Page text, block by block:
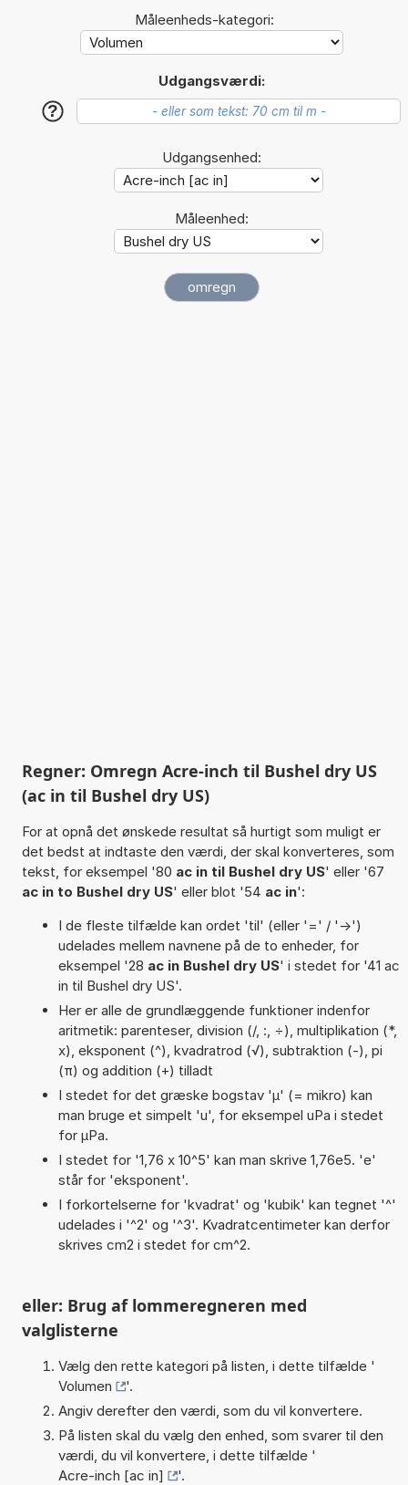
Måleenheds-kategori:
Udgangsværdi:
?
Udgangsenhed:
Måleenhed:
Regner: Omregn Acre-inch til Bushel dry US
(ac in til Bushel dry US)
For at opnå det ønskede resultat så hurtigt som muligt er
det bedst at indtaste den værdi, der skal konverteres, som
tekst, for eksempel '80 ac in til Bushel dry US' eller '67
ac in to Bushel dry US' eller blot '54 ac in':
I de fleste tilfælde kan ordet 'til' (eller '=' / '->')
udelades mellem navnene på de to enheder, for
eksempel '28 ac in Bushel dry US' i stedet for '41 ac
in til Bushel dry US'.
Her er alle de grundlæggende funktioner indenfor
aritmetik: parenteser, division (/, :, ÷), multiplikation (*,
x), eksponent (^), kvadratrod (√), subtraktion (-), pi
(π) og addition (+) tilladt
I stedet for det græske bogstav 'µ' (= mikro) kan
man bruge et simpelt 'u', for eksempel uPa i stedet
for µPa.
I stedet for '1,76 x 10^5' kan man skrive 1,76e5. 'e'
står for 'eksponent'.
I forkortelserne for 'kvadrat' og 'kubik' kan tegnet '^'
udelades i '^2' og '^3'. Kvadratcentimeter kan derfor
skrives cm2 i stedet for cm^2.
eller: Brug af lommeregneren med
valglisterne
Vælg den rette kategori på listen, i dette tilfælde '
Volumen
'.
Angiv derefter den værdi, som du vil konvertere.
På listen skal du vælg den enhed, som svarer til den
værdi, du vil konvertere, i dette tilfælde '
Acre-inch [ac in]
'.